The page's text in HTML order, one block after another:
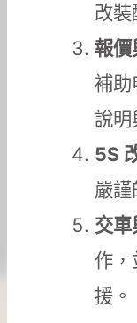
改裝
報價
補助
說明
5S
嚴謹
交車
作，
援。